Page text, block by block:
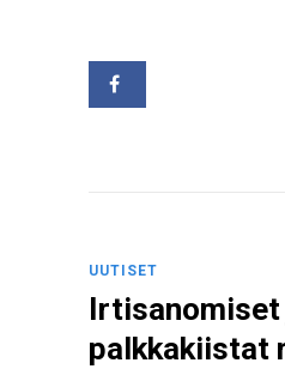
UUTISET
Irtisanomiset
palkkakiistat